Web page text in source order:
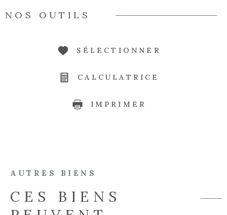
NOS OUTILS
SÉLECTIONNER
CALCULATRICE
IMPRIMER
AUTRES BIENS
CES BIENS